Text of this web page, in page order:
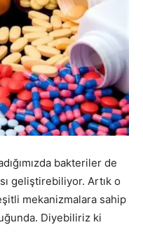
bakteriler de
geliştirebiliyor. Artık o
mekanizmalara sahip
Diyebiliriz ki